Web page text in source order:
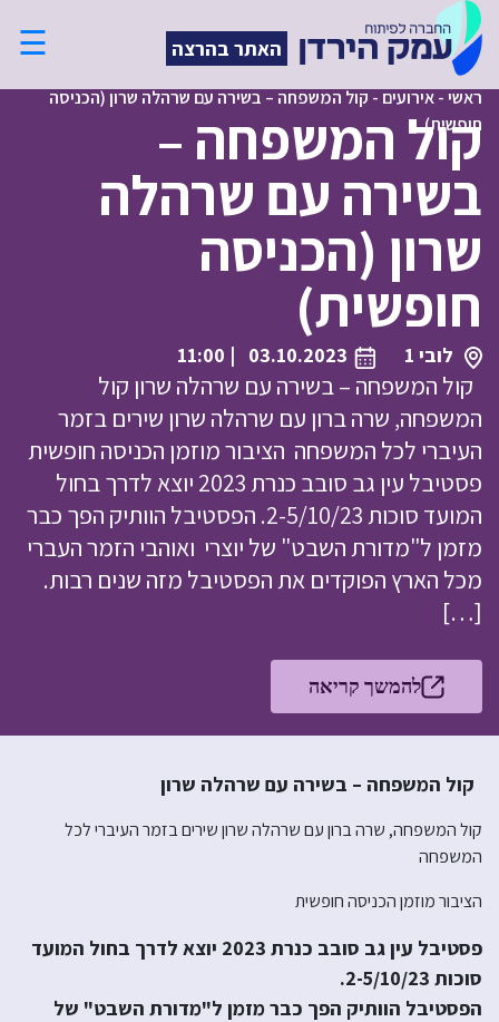
האתר בהרצה ☰
ראשי-אירועים - קול המשפחה – בשירה עם שרהלה שרון (הכניסה
חופשית)
קול המשפחה –
בשירה עם שרהלה
שרון (הכניסה
חופשית)
לובי 1 03.10.2023
| 11:00
קול המשפחה – בשירה עם שרהלה שרון קול
המשפחה, שרה ברון עם שרהלה שרון שירים בזמר
העיברי לכל המשפחה הציבור מוזמן הכניסה חופשית
פסטיבל עין גב סובב כנרת 2023 יוצא לדרך בחול
המועד סוכות 2-5/10/23. הפסטיבל הוותיק הפך כבר
מזמן ל"מדורת השבט" של יוצרי ואוהבי הזמר העברי
מכל הארץ הפוקדים את הפסטיבל מזה שנים רבות.
[…]
להמשך קריאה
קול המשפחה – בשירה עם שרהלה שרון
קול המשפחה, שרה ברון עם שרהלה שרון שירים בזמר העיברי לכל
המשפחה
הציבור מוזמן הכניסה חופשית
פסטיבל עין גב סובב כנרת 2023 יוצא לדרך בחול המועד
סוכות 2-5/10/23.
הפסטיבל הוותיק הפך כבר מזמן ל"מדורת השבט" של